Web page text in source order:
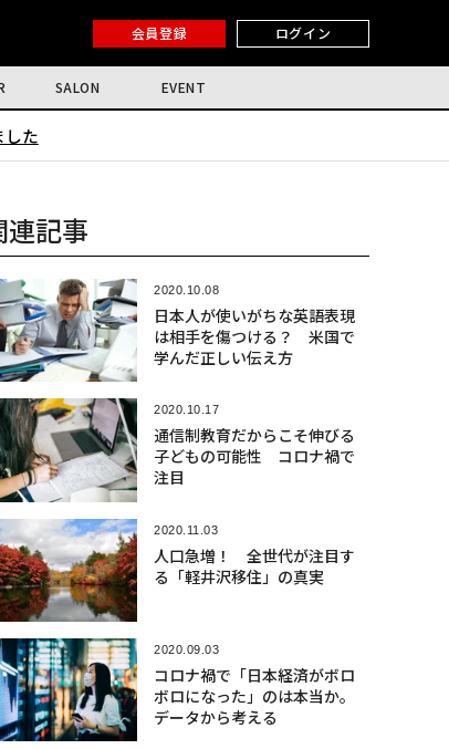
会員登録 ログイン
SALON EVENT
した
連記事
2020.10.08
日本人が使いがちな英語表現
は相手を傷つける？ 米国で
学んだ正しい伝え方
2020.10.17
通信制教育だからこそ伸びる
子どもの可能性 コロナ禍で
注目
2020.11.03
人口急増！ 全世代が注目す
る「軽井沢移住」の真実
2020.09.03
コロナ禍で「日本経済がボロ
ボロになった」のは本当か。
データから考える